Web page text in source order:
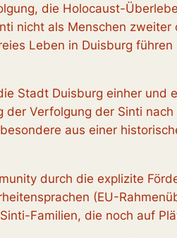
die Holocaust-
nicht als Menschen
Leben in Duisburg
Stadt Duisburg einher und
Verfolgung der Sinti
aus einer
durch die explizite
(EU-
Familien, die noch auf